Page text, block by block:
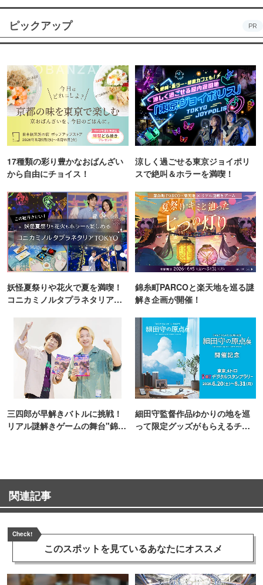
ピックアップ PR
17種類の彩り豊かなおばんざい
から自由にチョイス！
涼しく過ごせる東京ジョイポリ
スで絶叫＆ホラーを満喫！
妖怪夏祭りや花火で夏を満喫！
コニカミノルタプラネタリア
錦糸町PARCOと楽天地を巡る謎
解き企画が開催！
三四郎が早解きバトルに挑戦！
リアル謎解きゲームの舞台"錦糸
細田守監督作品ゆかりの地を巡
って限定グッズがもらえるチャ
関連記事
Check!
このスポットを見ているあなたにオススメ